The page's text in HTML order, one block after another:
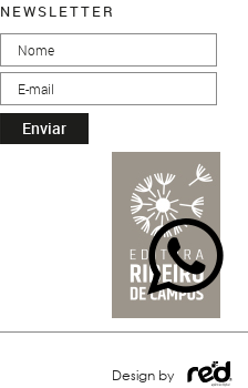
NEWSLETTER
Enviar
Design by